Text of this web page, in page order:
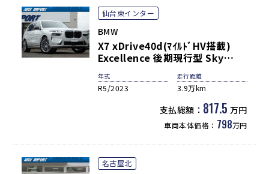
仙台東インター
BMW
X7 xDrive40d(ﾏｲﾙﾄﾞHV搭載)
Excellence 後期現行型 Sky
ﾀｰ＆ﾍﾞﾝﾁﾚｰﾀｰ 純正OPｳｯﾄﾞﾄﾘﾑ 純
正ﾅﾋﾞ Bowers&Wilkins 3Dﾋﾞｭｰ
＆HUD Pｱｼｽﾄﾌﾟﾛ＆Dｱｼｽﾄﾌﾟﾛ 純
正OP22AW 禁煙 1ｵｰﾅｰ
年式
R5/2023
走行距離
3.9万km
支払総額： 817.5 万円
車両本体価格： 798万円
名古屋北